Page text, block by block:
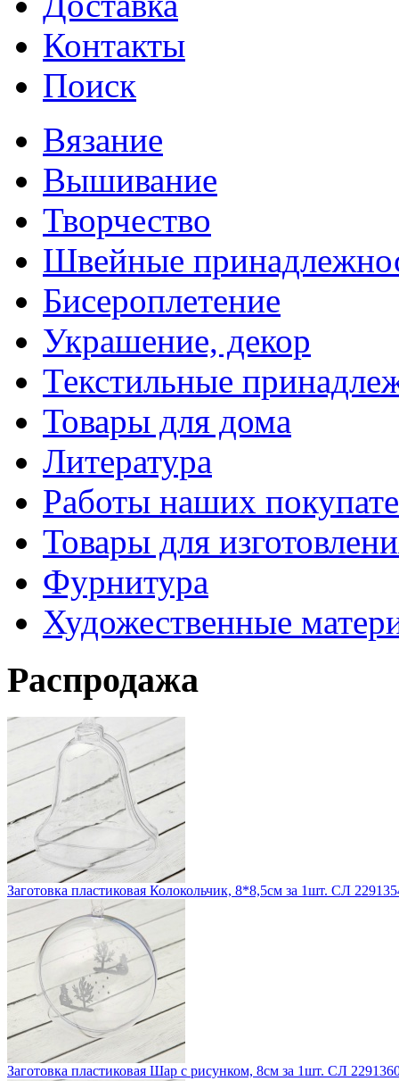
Контакты
Поиск
Вязание
Вышивание
Творчество
Швейные
Бисероплетение
Украшение, декор
Текстильные
Товары для дома
Литература
Работы наших
Товары для
Фурнитура
Художественные
Распродажа
Заготовка пластиковая Колокольчик, 8*8,5см за 1шт. СЛ
Заготовка пластиковая Шар с рисунком, 8см за 1шт. СЛ